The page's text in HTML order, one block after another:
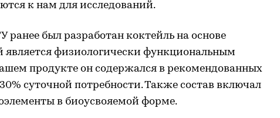
к нам для исследований.
ранее был разработан коктейль на основе
является физиологически функциональным
продукте он содержался в рекомендованных
суточной потребности. Также состав включал
в биоусвояемой форме.